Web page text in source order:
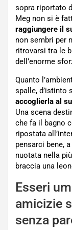
sopra riportato
Meg non si è
raggiungere il
non sembri per
ritrovarsi tra le
dell’enorme
Quanto
spalle, d’istinto
accoglierla al
Una scena
che fa il bagno
ripostata
pensarci bene,
nuotata nella
braccia una
Esseri
amicizie
senza